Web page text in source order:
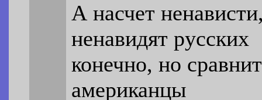
А насчет
ненавидят русских
конечно, но
американцы